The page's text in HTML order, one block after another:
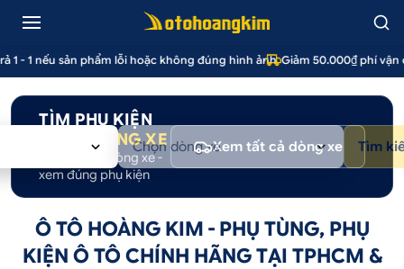
1 - 1 nếu sản phẩm lỗi hoặc không đúng hình ảnh
• Giảm 50.000₫ phí vận
TÌM PHỤ KIỆN
DÒNG XE
Chọn đúng dòng xe -
xem đúng phụ kiện
Chọn dòng xe Tìm
Xem tất cả dòng xe
Ô TÔ HOÀNG KIM - PHỤ TÙNG, PHỤ
KIỆN Ô TÔ CHÍNH HÃNG TẠI TPHCM &